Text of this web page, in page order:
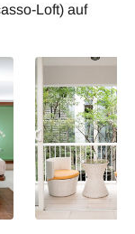
Loft) auf